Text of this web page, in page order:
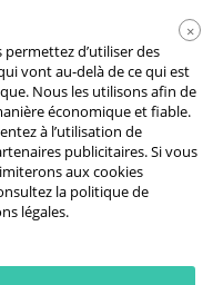
de vente
des données
×
permettez d’utiliser des
vont au-delà de ce qui est
Nous les utilisons afin de
économique et fiable.
à l’utilisation de
publicitaires. Si vous
aux cookies
la politique de
légales.